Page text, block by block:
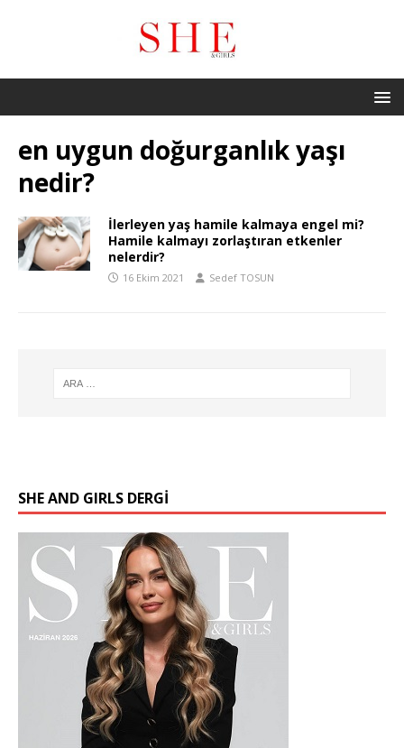
en uygun doğurganlık yaşı
nedir?
İlerleyen yaş hamile kalmaya engel mi?
Hamile kalmayı zorlaştıran etkenler
nelerdir?
16 Ekim 2021 Sedef TOSUN
SHE AND GIRLS DERGİ